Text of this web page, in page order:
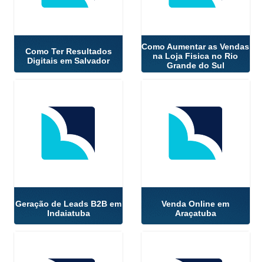
Como Ter Resultados
Digitais em Salvador
Como Aumentar as Vendas
na Loja Fisica no Rio
Grande do Sul
Geração de Leads B2B em
Indaiatuba
Venda Online em
Araçatuba